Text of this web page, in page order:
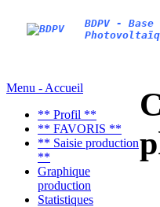
BDPV -
Menu - Accueil
** Profil **
** FAVORIS **
** Saisie production
**
Graphique
production
Statistiques